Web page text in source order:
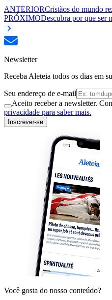
ANTERIORCristãos do mundo
PRÓXIMODescubra por que ser
Newsletter
Receba Aleteia todos os dias em
Seu endereço de e-mail
Aceito receber a newsletter.
privacidade para saber mais.
Inscrever-se
Você gosta do nosso conteúdo?